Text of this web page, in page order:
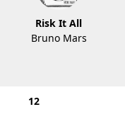
Risk It All
Bruno Mars
12